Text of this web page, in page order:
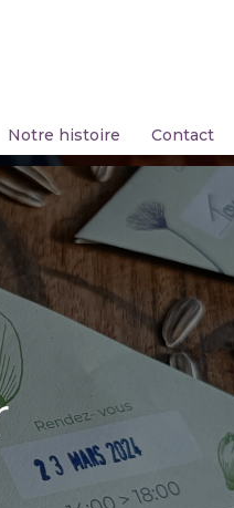
Notre histoire Contact